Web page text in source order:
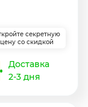
секретную
цену со скидкой
Доставка
2-3 дня